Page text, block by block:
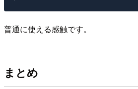
普通に使える感触です。
まとめ